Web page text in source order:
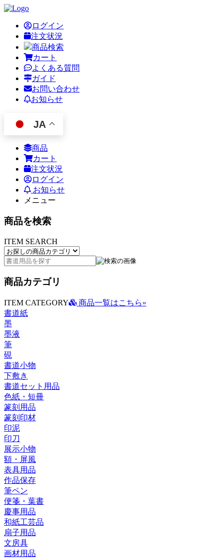
ログイン
注文状況
商品検索
カート
よくある質問
ガイド
お問い合わせ
お知らせ
JA
商品
カート
注文状況
ログイン
お知らせ
メニュー
商品を検索
ITEM SEARCH
商品カテゴリ
ITEM CATEGORY
商品一覧はこちら»
書道紙
墨
墨液
筆
硯
書道小物
下敷き
書道セット用品
色紙・短冊
篆刻用品
篆刻印材
印泥
印刀
展示小物
額・屏風
表具用品
作品保存
筆ペン
便箋・葉書
慶事用品
和紙工芸品
扇子用品
文房具
画材用品